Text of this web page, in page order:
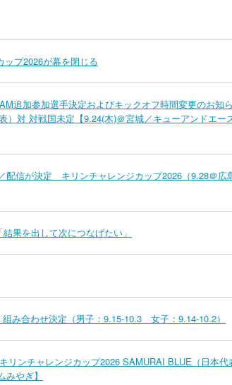
ップ2026が幕を閉じる
追加参加選手決定およびキックオフ時間変更のお知ら
対 対戦国未定【9.24(木)＠宮城／キューアンドエー
配信が決定 キリンチャレンジカップ2026（9.28＠広
果を出して次につなげたい」
み合わせ決定（男子：9.15-10.3 女子：9.14-10.2）
ンチャレンジカップ2026 SAMURAI BLUE（日本代
やぎ】